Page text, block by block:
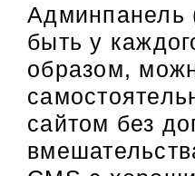
Админпанель
быть у
образом,
сайтом без